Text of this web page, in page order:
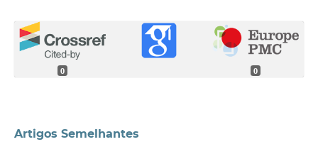
0 0
Artigos Semelhantes